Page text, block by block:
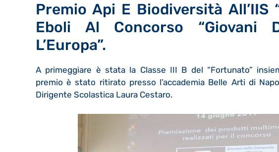
Premio Api E BiodiversitÀ
Eboli Al Concorso “Giovani
L’Europa”.
A primeggiare è stata la Classe III B del “Fortunato”
premioèstato ritirato presso l’accademia Belle Arti di
Dirigente Scolastica Laura Cestaro.